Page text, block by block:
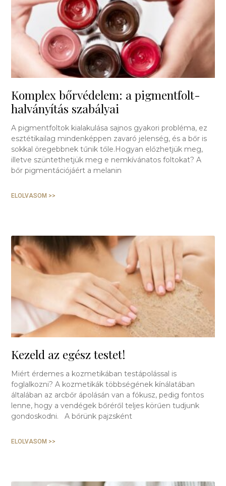
Komplex bőrvédelem: a pigmentfolt-
halványítás szabályai
A pigmentfoltok kialakulása sajnos gyakori probléma, ez
esztétikailag mindenképpen zavaró jelenség, és a bőr is
sokkal öregebbnek tűnik tőle.Hogyan előzhetjük meg,
illetve szüntethetjük meg e nemkívánatos foltokat? A
bőr pigmentációjáért a melanin
ELOLVASOM >>
Kezeld az egész testet!
Miért érdemes a kozmetikában testápolással is
foglalkozni? A kozmetikák többségének kínálatában
általában az arcbőr ápolásán van a fókusz, pedig fontos
lenne, hogy a vendégek bőréről teljes körűen tudjunk
gondoskodni. A bőrünk pajzsként
ELOLVASOM >>